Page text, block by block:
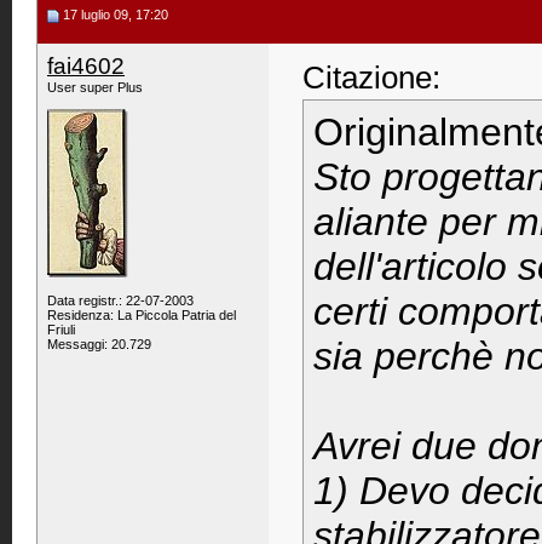
17 luglio 09, 17:20
fai4602
User super Plus
Data registr.: 22-07-2003
Residenza: La Piccola Patria del
Friuli
Messaggi: 20.729
Citazione:
Sto
aliante per
dell'articolo
certi
sia perchè
Avrei due
1) Devo